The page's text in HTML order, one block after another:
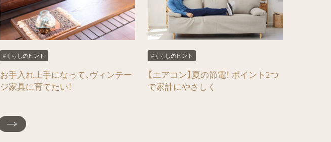
#くらしのヒント
お手入れ上手になって、ヴィンテー
ジ家具に育てたい！
#くらしのヒント
【エアコン】夏の節電！ ポイント2つ
で家計にやさしく